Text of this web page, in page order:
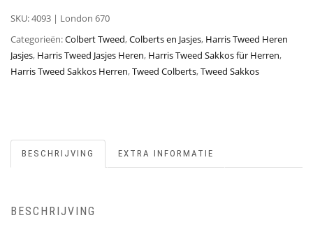
SKU:4093 | London 670
Categorieën:Colbert Tweed,Colberts en Jasjes, Harris Tweed Heren
Jasjes, Harris Tweed Jasjes Heren, Harris Tweed Sakkos für Herren,
Harris Tweed Sakkos Herren,Tweed Colberts,Tweed Sakkos
BESCHRIJVING EXTRA INFORMATIE
BESCHRIJVING